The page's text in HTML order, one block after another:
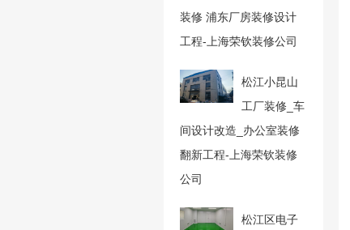
装修 浦东厂房装修设计
工程-上海荣钦装修公司
松江小昆山
工厂装修_车
间设计改造_办公室装修
翻新工程-上海荣钦装修
公司
松江区电子